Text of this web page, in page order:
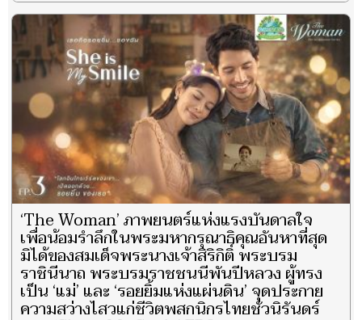
‘The Woman’ ภาพยนตร์แห่งแรงบันดาลใจ
เพื่อน้อมรำลึกในพระมหากรุณาธิคุณอันหาที่สุด
มิได้ของสมเด็จพระนางเจ้าสิริกิติ์ พระบรม
ราชินีนาถ พระบรมราชชนนีพันปีหลวง ผู้ทรง
เป็น ‘แม่’ และ ‘รอยยิ้มแห่งแผ่นดิน’ จุดประกาย
ความสว่างไสวแก่ชีวิตพสกนิกรไทยชั่วนิรันดร์